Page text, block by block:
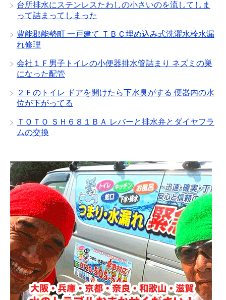
台所排水にステンレスたわしの小さいのを流してしま
って詰まってしまった
豊能郡能勢町 一戸建て ＴＢＣ埋め込み式洗濯水栓水漏
れ修理
会社１Ｆ男子トイレの小便器排水管詰まり ネズミの巣
になった配管
２Ｆのトイレ ドアを開けたら下水臭がする 便器内の水
位が下がってる
ＴＯＴＯ ＳＨ６８１ＢＡ レバーと排水弁とダイヤフラ
ムの交換